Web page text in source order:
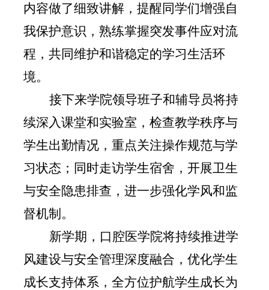
内容做了细致讲解，提醒同学们增强自
我保护意识，熟练掌握突发事件应对流
程，共同维护和谐稳定的学习生活环
境。
接下来学院领导班子和辅导员将持
续深入课堂和实验室，检查教学秩序与
学生出勤情况，重点关注操作规范与学
习状态；同时走访学生宿舍，开展卫生
与安全隐患排查，进一步强化学风和监
督机制。
新学期，口腔医学院将持续推进学
风建设与安全管理深度融合，优化学生
成长支持体系，全方位护航学生成长为